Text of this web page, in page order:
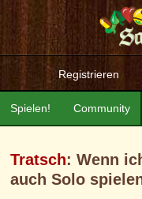
Registrieren
Community
Spielen!
Tratsch: Wenn
auch Solo